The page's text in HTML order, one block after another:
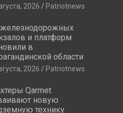
2026 Patriotnews
и платформ
в
области
2026 Patriotnews
Qarmet
новую
технику